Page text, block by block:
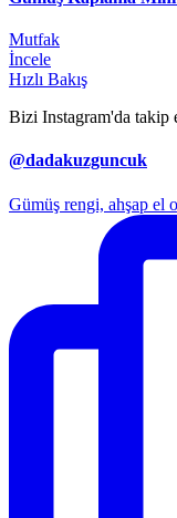
Mutfak
İncele
Hızlı Bakış
Bizi Instagram'da takip
@dadakuzguncuk
Gümüş rengi, ahşap el